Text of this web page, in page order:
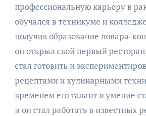
профессиональную карьеру в
обучался в техникуме и
получив образование повара-
он открыл свой первый
стал готовить и
рецептами и кулинарными
временем его талант и умение
и он стал работать в известных